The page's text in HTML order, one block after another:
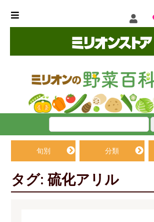
旬別 分類
タグ: 硫化アリル